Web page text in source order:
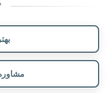
🔗
مشاوره